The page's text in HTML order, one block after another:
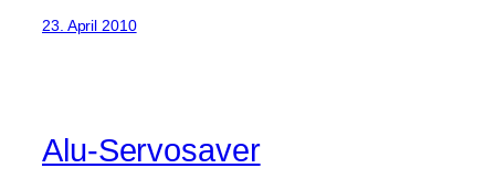
23. April 2010
Alu-Servosaver